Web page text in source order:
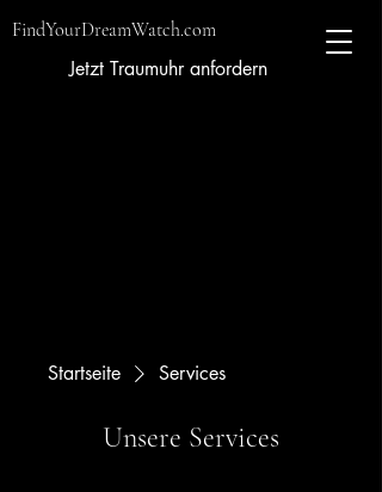
FindYourDreamWatch.com
Jetzt Traumuhr anfordern
Startseite Services
Unsere Services